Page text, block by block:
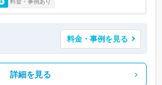
料金・事例を見る
詳細を見る